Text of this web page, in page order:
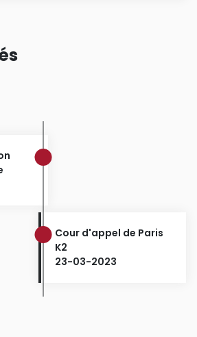
Cour d'appel de Paris
K2
23-03-2023